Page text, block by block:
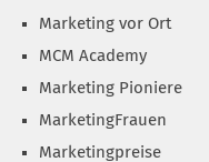
Marketing vor Ort
MCM Academy
Marketing Pioniere
MarketingFrauen
Marketingpreise